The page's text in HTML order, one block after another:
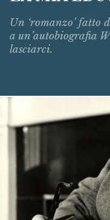
Un ‘romanzo’ fatto
a un’autobiografia
lasciarci.